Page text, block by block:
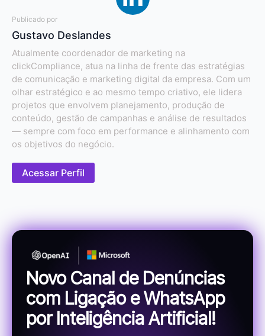
Publicado por
Gustavo Deslandes
Atualmente coordenador de marketing na
clickCompliance, atua na linha de frente das estratégias
de comunicação e marketing digital da empresa. Com um
olhar estratégico e ao mesmo tempo criativo, ele lidera
projetos que envolvem planejamento, produção de
conteúdo, gestão de campanhas e análise de resultados
— sempre com foco em performance e alinhamento com
os objetivos do negócio.
Acessar Perfil
Novo Canal de Denúncias
com Ligação e WhatsApp
por Inteligência Artificial!